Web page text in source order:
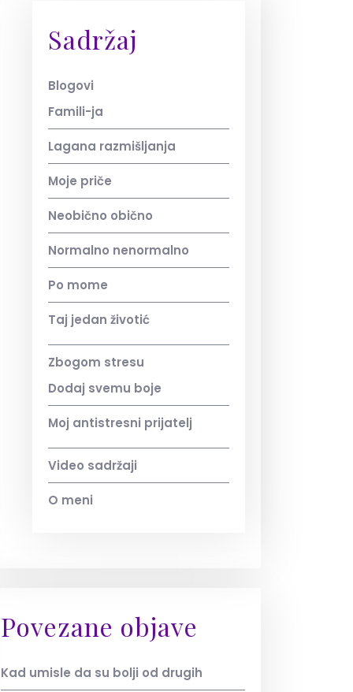
Sadržaj
Blogovi
Famili-ja
Lagana razmišljanja
Moje priče
Neobično obično
Normalno nenormalno
Po mome
Taj jedan životić
Zbogom stresu
Dodaj svemu boje
Moj antistresni prijatelj
Video sadržaji
O meni
Povezane objave
Kad umisle da su bolji od drugih